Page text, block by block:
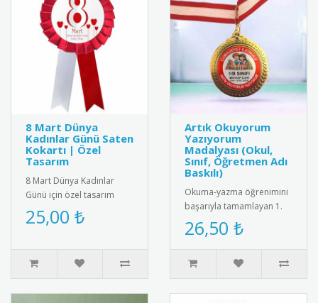
8 Mart Dünya
Kadınlar Günü Saten
Kokartı | Özel
Tasarım
8 Mart Dünya Kadınlar
Günü için özel tasarım
saten kokart.Yüksek kaliteli
kadife dokulu saten
25,00 ₺
Artık Okuyorum
Yazıyorum
Madalyası (Okul,
Sınıf, Öğretmen Adı
Baskılı)
Okuma-yazma öğrenimini
başarıyla tamamlayan 1.
sınıf öğrencilerini tebrik
etmek için tasarlanmış
öze..
26,50 ₺